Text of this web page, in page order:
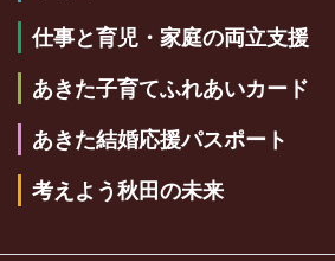
仕事と育児・家庭の両立支援
あきた子育てふれあいカード
あきた結婚応援パスポート
考えよう秋田の未来